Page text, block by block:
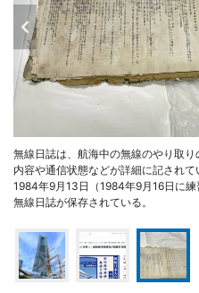
無線日誌は、航海中の無線のやり取り
内容や通信状態などが詳細に記され
1984年9月13日（1984年9月16日に
無線日誌が保存されている。